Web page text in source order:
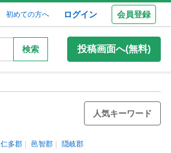
初めての方へ ログイン 会員登録
検索 投稿画面へ(無料)
人気キーワード
仁多郡 邑智郡 隠岐郡